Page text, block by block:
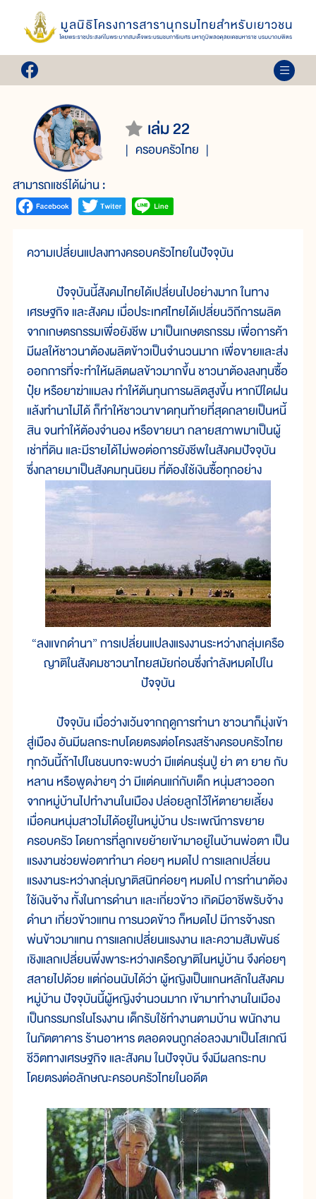
เล่ม 22
ครอบครัวไทย
สามารถแชร์ได้ผ่าน :
ความเปลี่ยนแปลงทางครอบครัวไทยในปัจจุบัน
ปัจจุบันนี้สังคมไทยได้เปลี่ยนไปอย่างมาก ในทาง
เศรษฐกิจ และสังคม เมื่อประเทศไทยได้เปลี่ยนวิถีการผลิต
จากเกษตรกรรมเพื่อยังชีพ มาเป็นเกษตรกรรม เพื่อการค้า
มีผลให้ชาวนาต้องผลิตข้าวเป็นจำนวนมาก เพื่อขายและส่ง
ออกการที่จะทำให้ผลิตผลข้าวมากขึ้น ชาวนาต้องลงทุนซื้อ
ปุ๋ย หรือยาฆ่าแมลง ทำให้ต้นทุนการผลิตสูงขึ้น หากปีใดฝน
แล้งทำนาไม่ได้ ก็ทำให้ชาวนาขาดทุนท้ายที่สุดกลายเป็นหนี้
สิน จนทำให้ต้องจำนอง หรือขายนา กลายสภาพมาเป็นผู้
เช่าที่ดิน และมีรายได้ไม่พอต่อการยังชีพในสังคมปัจจุบัน
ซึ่งกลายมาเป็นสังคมทุนนิยม ที่ต้องใช้เงินซื้อทุกอย่าง
“ลงแขกดำนา” การเปลี่ยนแปลงแรงงานระหว่างกลุ่มเครือ
ญาติในสังคมชาวนาไทยสมัยก่อนซึ่งกำลังหมดไปใน
ปัจจุบัน
ปัจจุบัน เมื่อว่างเว้นจากฤดูการทำนา ชาวนาก็มุ่งเข้า
สู่เมือง อันมีผลกระทบโดยตรงต่อโครงสร้างครอบครัวไทย
ทุกวันนี้ถ้าไปในชนบทจะพบว่า มีแต่คนรุ่นปู่ ย่า ตา ยาย กับ
หลาน หรือพูดง่ายๆ ว่า มีแต่คนแก่กับเด็ก หนุ่มสาวออก
จากหมู่บ้านไปทำงานในเมือง ปล่อยลูกไว้ให้ตายายเลี้ยง
เมื่อคนหนุ่มสาวไม่ได้อยู่ในหมู่บ้าน ประเพณีการขยาย
ครอบครัว โดยการที่ลูกเขยย้ายเข้ามาอยู่ในบ้านพ่อตา เป็น
แรงงานช่วยพ่อตาทำนา ค่อยๆ หมดไป การแลกเปลี่ยน
แรงงานระหว่างกลุ่มญาติสนิทค่อยๆ หมดไป การทำนาต้อง
ใช้เงินจ้าง ทั้งในการดำนา และเกี่ยวข้าว เกิดมีอาชีพรับจ้าง
ดำนา เกี่ยวข้าวแทน การนวดข้าว ก็หมดไป มีการจ้างรถ
พ่นข้าวมาแทน การแลกเปลี่ยนแรงงาน และความสัมพันธ์
เชิงแลกเปลี่ยนพึ่งพาระหว่างเครือญาติในหมู่บ้าน จึงค่อยๆ
สลายไปด้วย แต่ก่อนนับได้ว่า ผู้หญิงเป็นแกนหลักในสังคม
หมู่บ้าน ปัจจุบันนี้ผู้หญิงจำนวนมาก เข้ามาทำงานในเมือง
เป็นกรรมกรในโรงงาน เด็กรับใช้ทำงานตามบ้าน พนักงาน
ในภัตตาคาร ร้านอาหาร ตลอดจนถูกล่อลวงมาเป็นโสเภณี
ชีวิตทางเศรษฐกิจ และสังคม ในปัจจุบัน จึงมีผลกระทบ
โดยตรงต่อลักษณะครอบครัวไทยในอดีต